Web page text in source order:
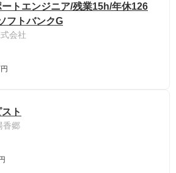
トエンジニア/残業15h/年休126
フトバンクG
会社
ト
香郷